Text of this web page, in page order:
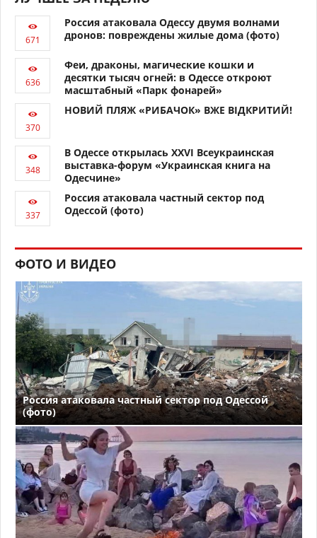
Россия атаковала Одессу двумя волнами
дронов: повреждены жилые дома (фото)
Феи, драконы, магические кошки и
десятки тысяч огней: в Одессе откроют
масштабный «Парк фонарей»
НОВИЙ ПЛЯЖ «РИБАЧОК» ВЖЕ ВІДКРИТИЙ!
В Одессе открылась XXVI Всеукраинская
выставка-форум «Украинская книга на
Одесчине»
Россия атаковала частный сектор под
Одессой (фото)
ФОТО И ВИДЕО
Россия атаковала частный сектор под Одессой
(фото)